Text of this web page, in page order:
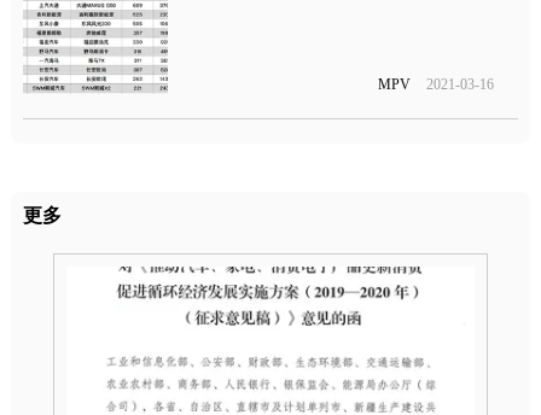
MPV 2021-03-16
更多